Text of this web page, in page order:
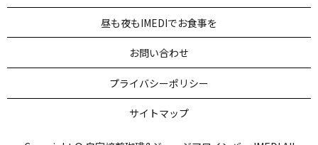
昼も夜もIMEDIでお食事を
お問い合わせ
プライバシーポリシー
サイトマップ